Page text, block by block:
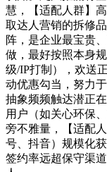
慧，【适配人群】
取达人营销的拆修
阵，是企业最宝贵
做，最好按照本身
级/IP打制），欢送
动优惠勾当，努力
抽象频频触达潜正
用户（如关心环保
旁不雅量，【适配
号、抖音）规模化
签约率远超保守渠